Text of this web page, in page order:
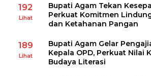
192
Lihat
Bupati Agam Tekan
Perkuat Komitmen
dan Ketahanan Pangan
189
Lihat
Bupati Agam Gelar
Kepala OPD, Perkuat Nilai
Budaya Literasi